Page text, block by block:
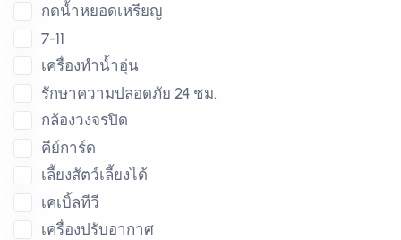
กดน้ำหยอดเหรียญ
7-11
เครื่องทำน้ำอุ่น
รักษาความปลอดภัย 24 ชม.
กล้องวงจรปิด
คีย์การ์ด
เลี้ยงสัตว์เลี้ยงได้
เคเบิ้ลทีวี
เครื่องปรับอากาศ